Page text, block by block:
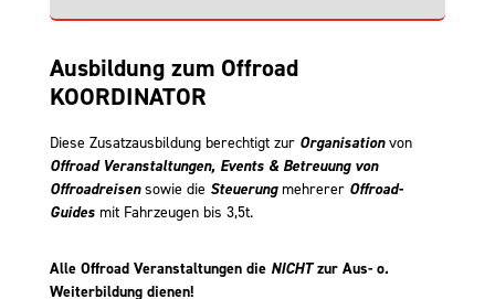
Ausbildung zum Offroad
KOORDINATOR
Diese Zusatzausbildung berechtigt zur Organisationvon
Offroad Veranstaltungen, Events & Betreuung von
Offroadreisensowie die Steuerung mehrerer Offroad-
Guidesmit Fahrzeugen bis 3,5t.
Alle Offroad Veranstaltungen die NICHTzur Aus- o.
Weiterbildung dienen!